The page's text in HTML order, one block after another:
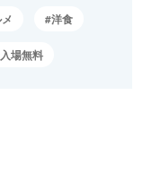
洋食
入場無料